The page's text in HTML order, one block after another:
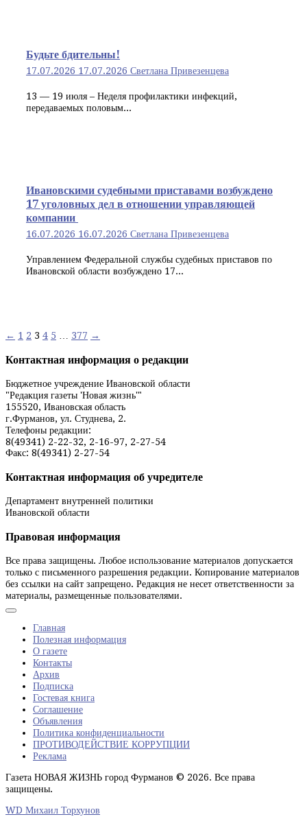
Будьте бдительны!
17.07.2026 17.07.2026 Светлана Привезенцева
13 — 19 июля – Неделя профилактики инфекций,
передаваемых половым...
Ивановскими судебными приставами возбуждено
17 уголовных дел в отношении управляющей
компании
16.07.2026 16.07.2026 Светлана Привезенцева
Управлением Федеральной службы судебных приставов по
Ивановской области возбуждено 17...
Навигация
по
← 1 2 3 4 5 … 377 →
Контактная информация о редакции
Бюджетное учреждение Ивановской области
"Редакция газеты 'Новая жизнь'"
155520, Ивановская область
г.Фурманов, ул. Студнева, 2.
Телефоны редакции:
8(49341) 2-22-32, 2-16-97, 2-27-54
Факс: 8(49341) 2-27-54
Контактная информация об учредителе
Департамент внутренней политики
Ивановской области
Правовая информация
Все права защищены. Любое использование материалов допускается
только с письменного разрешения редакции. Копирование материалов
без ссылки на сайт запрещено. Редакция не несет ответственности за
материалы, размещенные пользователями.
Главная
Полезная информация
О газете
Контакты
Архив
Подписка
Гостевая книга
Соглашение
Объявления
Политика конфиденциальности
ПРОТИВОДЕЙСТВИЕ КОРРУПЦИИ
Реклама
Газета НОВАЯ ЖИЗНЬ город Фурманов © 2026. Все права
защищены.
WD Михаил Торхунов